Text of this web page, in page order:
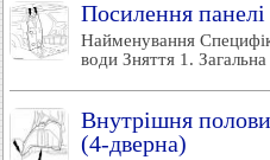
Посилення
Найменування
води Зняття 1.
Внутрішня
(4-дверна)